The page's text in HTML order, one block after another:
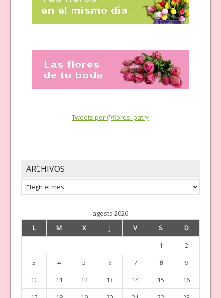
Tweets por @flores_patry
ARCHIVOS
Archivos
agosto 2026
L
M X J V S
D
1
2
3
4 5 6 7 8
9
10
11 12 13 14 15
16